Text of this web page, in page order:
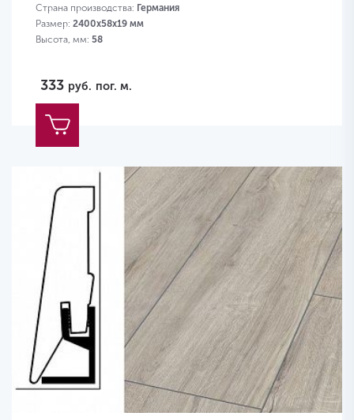
Страна производства: Германия
Размер: 2400х58х19 мм
Высота, мм: 58
333 руб. пог. м.